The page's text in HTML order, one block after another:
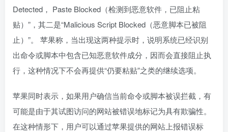
Detected， Paste Blocked（检测到恶意软件，已阻止粘
贴）”，其二是“Malicious Script Blocked（恶意脚本已被阻
止）”。 苹果称，当出现这两种提示时，说明系统已经识别
出命令或脚本中包含已知恶意软件成分，因而会直接阻止执
行，这种情况下不会再提供“仍要粘贴”之类的继续选项。
苹果同时表示，如果用户确信当前命令或脚本被误拦截，有
可能是由于其试图访问的网站被错误地标记为具有欺骗性。
在这种情形下，用户可以通过苹果提供的网站上报错误标